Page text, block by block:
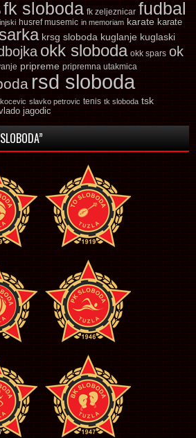
fk sloboda fk zeljeznicar fudbal
husref musemic in memoriam karate karate
krsg sloboda kuglanje kuglaski
okk sloboda okk spars ok
pripreme pripremna utakmica
rsd sloboda
slavko petrovic tenis tk sloboda tsk
jagodic